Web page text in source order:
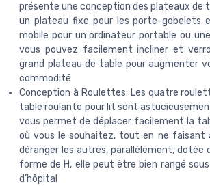
présente une conception des plateaux de
un plateau fixe pour les porte-gobelets
mobile pour un ordinateur portable ou
vous pouvez facilement incliner et
grand plateau de table pour augmenter
commodité
Conception à Roulettes: Les quatre
table roulante pour lit sont
vous permet de déplacer facilement la
où vous le souhaitez, tout en ne faisant
déranger les autres, parallèlement, dotée
forme de H, elle peut être bien rangé
d’hôpital